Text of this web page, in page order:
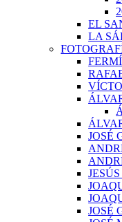
EL
LA
JOSÉ
JOSÉ